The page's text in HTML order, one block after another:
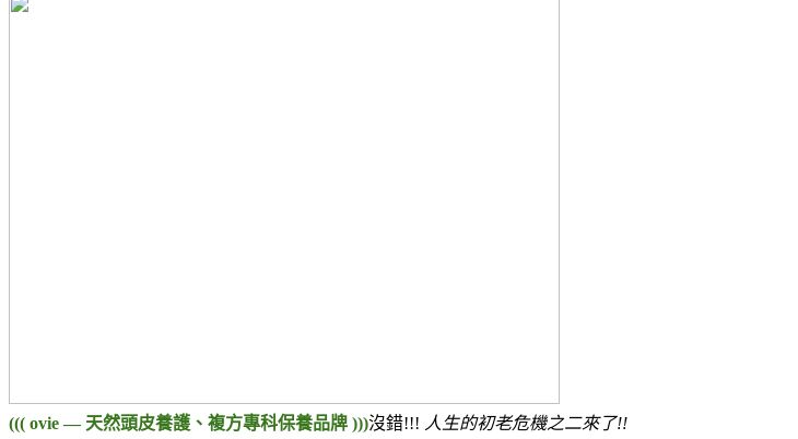
((( ovie — 天然頭皮養護、複方專科保養品牌 )))沒錯!!! 人生的初老危機之二來了!!